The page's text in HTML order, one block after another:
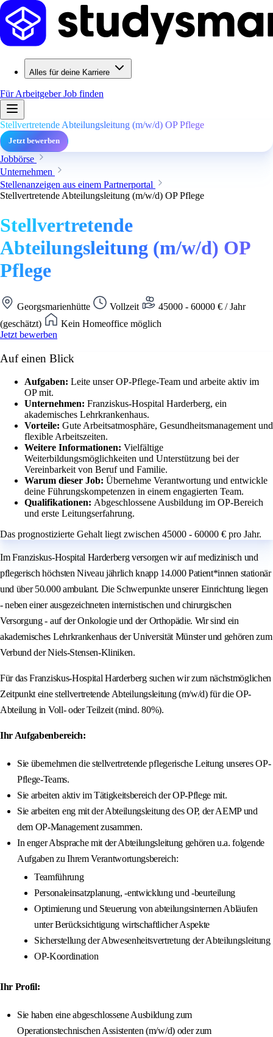
Alles für deine Karriere
Für ArbeitgeberJob finden
Stellvertretende Abteilungsleitung (m/w/d) OP Pflege
Jetzt bewerben
Jobbörse
Unternehmen
Stellenanzeigen aus einem Partnerportal
Stellvertretende Abteilungsleitung (m/w/d) OP Pflege
Stellvertretende
Abteilungsleitung (m/w/d) OP
Pflege
Georgsmarienhütte Vollzeit
45000 - 60000 € / Jahr
(geschätzt)
Kein Homeoffice möglich
Jetzt bewerben
Auf einen Blick
Aufgaben: Leite unser OP-Pflege-Team und arbeite aktiv im
OP mit.
Unternehmen: Franziskus-Hospital Harderberg, ein
akademisches Lehrkrankenhaus.
Vorteile: Gute Arbeitsatmosphäre, Gesundheitsmanagement und
flexible Arbeitszeiten.
Weitere Informationen: Vielfältige
Weiterbildungsmöglichkeiten und Unterstützung bei der
Vereinbarkeit von Beruf und Familie.
Warum dieser Job: Übernehme Verantwortung und entwickle
deine Führungskompetenzen in einem engagierten Team.
Qualifikationen: Abgeschlossene Ausbildung im OP-Bereich
und erste Leitungserfahrung.
Das prognostizierte Gehalt liegt zwischen 45000 - 60000 € pro Jahr.
Im Franziskus-Hospital Harderberg versorgen wir auf medizinisch und
pflegerisch höchsten Niveau jährlich knapp 14.000 Patient*innen stationär
und über 50.000 ambulant. Die Schwerpunkte unserer Einrichtung liegen
- neben einer ausgezeichneten internistischen und chirurgischen
Versorgung - auf der Onkologie und der Orthopädie. Wir sind ein
akademisches Lehrkrankenhaus der Universität Münster und gehören zum
Verbund der Niels-Stensen-Kliniken.
Für das Franziskus-Hospital Harderberg suchen wir zum nächstmöglichen
Zeitpunkt eine stellvertretende Abteilungsleitung (m/w/d) für die OP-
Abteilung in Voll- oder Teilzeit (mind. 80%).
Ihr Aufgabenbereich:
Sie übernehmen die stellvertretende pflegerische Leitung unseres OP-
Pflege-Teams.
Sie arbeiten aktiv im Tätigkeitsbereich der OP-Pflege mit.
Sie arbeiten eng mit der Abteilungsleitung des OP, der AEMP und
dem OP-Management zusammen.
In enger Absprache mit der Abteilungsleitung gehören u.a. folgende
Aufgaben zu Ihrem Verantwortungsbereich:
Teamführung
Personaleinsatzplanung, -entwicklung und -beurteilung
Optimierung und Steuerung von abteilungsinternen Abläufen
unter Berücksichtigung wirtschaftlicher Aspekte
Sicherstellung der Abwesenheitsvertretung der Abteilungsleitung
OP-Koordination
Ihr Profil:
Sie haben eine abgeschlossene Ausbildung zum
Operationstechnischen Assistenten (m/w/d) oder zum